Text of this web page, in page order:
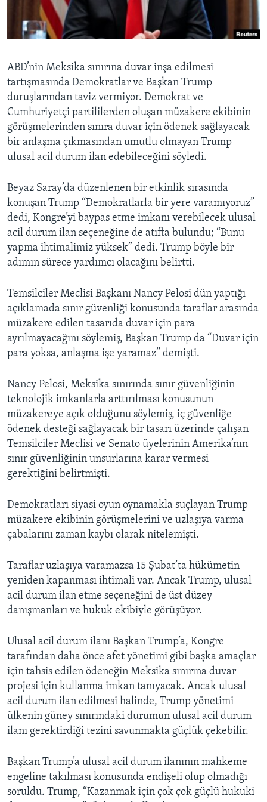
HAYATTAN
SANAT
BIZI TAKIP EDIN
Diller
ABD’nin Meksika sınırına duvar inşa edilmesi
tartışmasında Demokratlar ve Başkan Trump
duruşlarından taviz vermiyor. Demokrat ve
Cumhuriyetçi partililerden oluşan müzakere ekibinin
görüşmelerinden sınıra duvar için ödenek sağlayacak
bir anlaşma çıkmasından umutlu olmayan Trump
ulusal acil durum ilan edebileceğini söyledi.
Beyaz Saray’da düzenlenen bir etkinlik sırasında
konuşan Trump “Demokratlarla bir yere varamıyoruz”
dedi, Kongre’yi baypas etme imkanı verebilecek ulusal
acil durum ilan seçeneğine de atıfta bulundu; “Bunu
yapma ihtimalimiz yüksek” dedi. Trump böyle bir
adımın sürece yardımcı olacağını belirtti.
Temsilciler Meclisi Başkanı Nancy Pelosi dün yaptığı
açıklamada sınır güvenliği konusunda taraflar arasında
müzakere edilen tasarıda duvar için para
ayrılmayacağını söylemiş, Başkan Trump da “Duvar için
para yoksa, anlaşma işe yaramaz” demişti.
Nancy Pelosi, Meksika sınırında sınır güvenliğinin
teknolojik imkanlarla arttırılması konusunun
müzakereye açık olduğunu söylemiş, iç güvenliğe
ödenek desteği sağlayacak bir tasarı üzerinde çalışan
Temsilciler Meclisi ve Senato üyelerinin Amerika’nın
sınır güvenliğinin unsurlarına karar vermesi
gerektiğini belirtmişti.
Demokratları siyasi oyun oynamakla suçlayan Trump
müzakere ekibinin görüşmelerini ve uzlaşıya varma
çabalarını zaman kaybı olarak nitelemişti.
Taraflar uzlaşıya varamazsa 15 Şubat’ta hükümetin
yeniden kapanması ihtimali var. Ancak Trump, ulusal
acil durum ilan etme seçeneğini de üst düzey
danışmanları ve hukuk ekibiyle görüşüyor.
Ulusal acil durum ilanı Başkan Trump’a, Kongre
tarafından daha önce afet yönetimi gibi başka amaçlar
için tahsis edilen ödeneğin Meksika sınırına duvar
projesi için kullanma imkan tanıyacak. Ancak ulusal
acil durum ilan edilmesi halinde, Trump yönetimi
ülkenin güney sınırındaki durumun ulusal acil durum
ilanı gerektirdiği tezini savunmakta güçlük çekebilir.
Başkan Trump’a ulusal acil durum ilanının mahkeme
engeline takılması konusunda endişeli olup olmadığı
soruldu. Trump, “Kazanmak için çok çok güçlü hukuki